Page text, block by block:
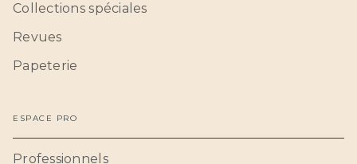
Collections spéciales
Revues
Papeterie
ESPACE PRO
Professionnels